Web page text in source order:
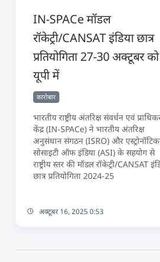
IN-SPACe मॉडल
रॉकेट्री/CANSAT इंडिया छात्र
प्रतियोगिता 27-30 अक्टूबर को
यूपी में
कारोबार
भारतीय राष्ट्रीय अंतरिक्ष संवर्धन एवं
केंद्र (IN-SPACe) ने भारतीय अंतरिक्ष
अनुसंधान संगठन (ISRO) और
सोसाइटी ऑफ इंडिया (ASI) के सहयोग से
राष्ट्रीय स्तर की मॉडल रॉकेट्री/CANSAT
छात्र प्रतियोगिता 2024-25
अक्टूबर 16, 2025 0:53